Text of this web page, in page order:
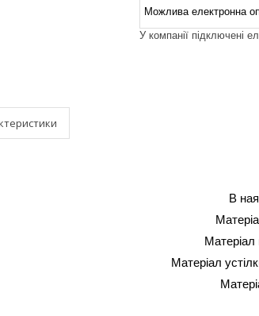
У компанії підключені
В
Матеріал
Матеріал